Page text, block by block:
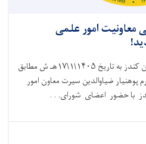
امور علمی
جلسه نوبتی شورای علمی پوهنتون کندز به تاریخ ۱۴۰۵\۱\۱۷هـ ش مطابق
محترم پوهنیار ضیاوالدین سیرت معاون امور
با حضور اعضای شورای. . .